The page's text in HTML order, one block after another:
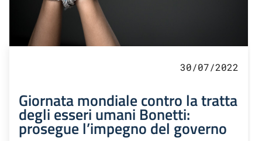
30/07/2022
Giornata mondiale contro la tratta
degli esseri umani Bonetti:
prosegue l’impegno del governo